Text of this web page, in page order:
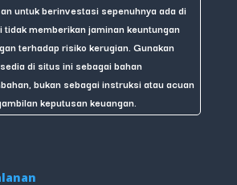
untuk berinvestasi sepenuhnya ada di
tidak memberikan jaminan keuntungan
terhadap risiko kerugian. Gunakan
di situs ini sebagai bahan
bukan sebagai instruksi atau acuan
keputusan keuangan.